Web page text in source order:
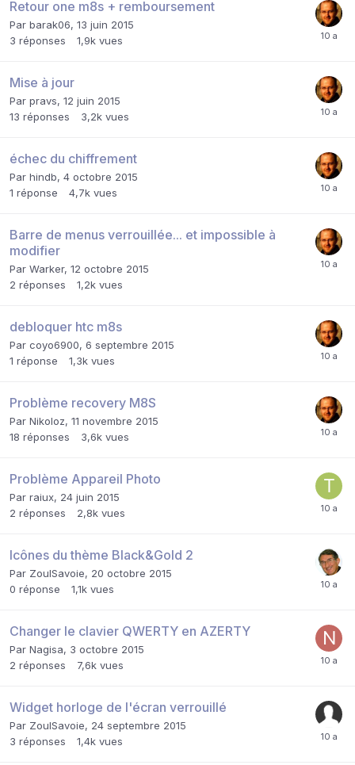
Retour one m8s + remboursement
Par barak06, 13 juin 2015
3 réponses 1,9k vues
Mise à jour
Par pravs, 12 juin 2015
13 réponses 3,2k vues
échec du chiffrement
Par hindb, 4 octobre 2015
1 réponse 4,7k vues
Barre de menus verrouillée... et impossible à
modifier
Par Warker, 12 octobre 2015
2 réponses 1,2k vues
debloquer htc m8s
Par coyo6900, 6 septembre 2015
1 réponse 1,3k vues
Problème recovery M8S
Par Nikoloz, 11 novembre 2015
18 réponses 3,6k vues
Problème Appareil Photo
Par raiux, 24 juin 2015
2 réponses 2,8k vues
Icônes du thème Black&Gold 2
Par ZoulSavoie, 20 octobre 2015
0 réponse 1,1k vues
Changer le clavier QWERTY en AZERTY
Par Nagisa, 3 octobre 2015
2 réponses 7,6k vues
Widget horloge de l'écran verrouillé
Par ZoulSavoie, 24 septembre 2015
3 réponses 1,4k vues